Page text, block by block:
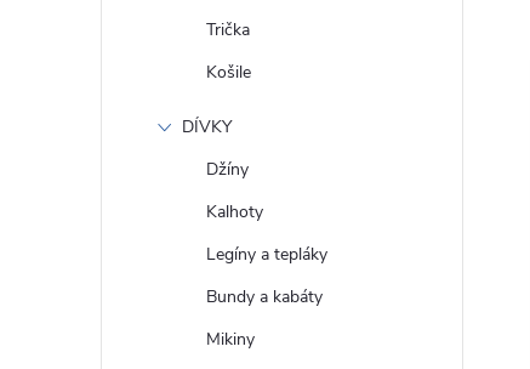
Trička
Košile
DÍVKY
Džíny
Kalhoty
Legíny a tepláky
Bundy a kabáty
Mikiny